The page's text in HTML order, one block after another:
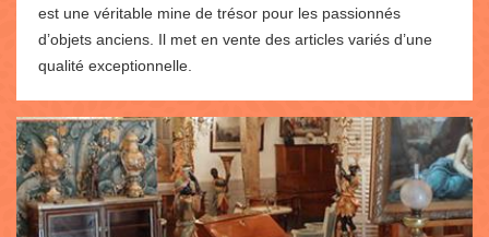
est une véritable mine de trésor pour les passionnés
d’objets anciens. Il met en vente des articles variés d’une
qualité exceptionnelle.